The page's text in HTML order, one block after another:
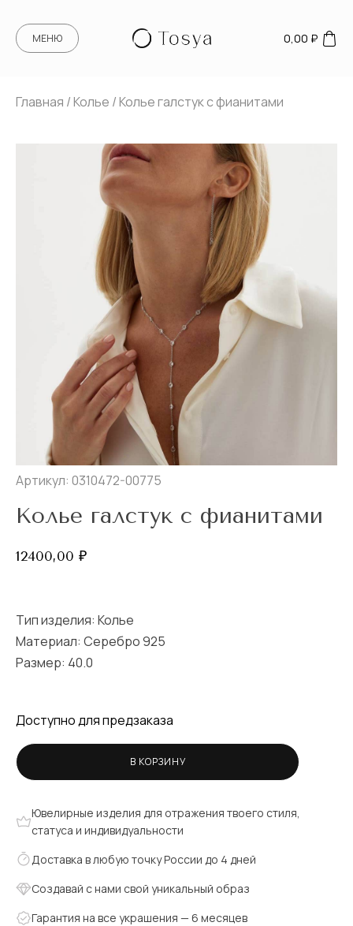
МЕНЮ 0,00 ₽
Главная /Колье / Колье галстук с фианитами
Артикул: 0310472-00775
Колье галстук с фианитами
12400,00 ₽
Тип изделия: Колье
Материал: Серебро 925
Размер: 40.0
Доступно для предзаказа
В КОРЗИНУ
Ювелирные изделия для отражения твоего стиля,
статуса и индивидуальности
Доставка в любую точку России до 4 дней
Создавай с нами свой уникальный образ
Гарантия на все украшения — 6 месяцев